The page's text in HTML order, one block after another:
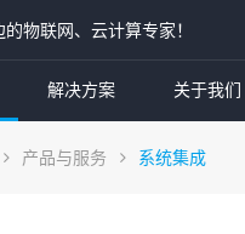
的物联网、云计算专家！
解决方案 关于我们
产品与服务 系统集成